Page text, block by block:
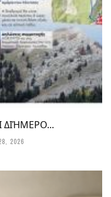
ΔΙΉΜΕΡΟ...
2026